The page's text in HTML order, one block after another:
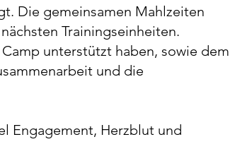
Die gemeinsamen Mahlzeiten
Trainingseinheiten.
unterstützt haben, sowie dem
und die
Engagement, Herzblut und